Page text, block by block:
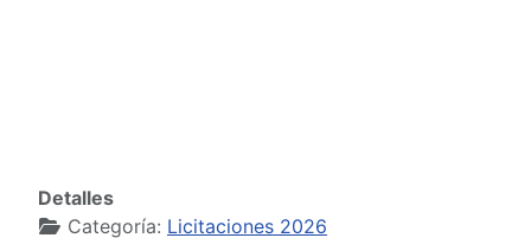
Detalles
Categoría: Licitaciones 2026